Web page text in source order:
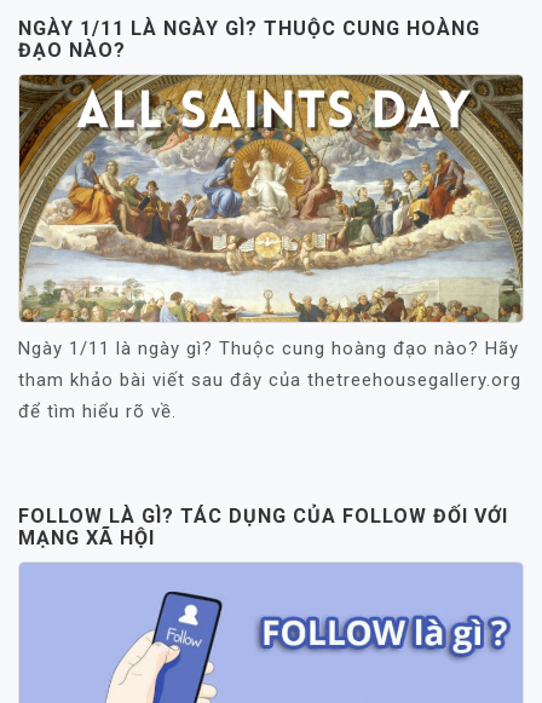
NGÀY 1/11 LÀ NGÀY GÌ? THUỘC CUNG HOÀNG
ĐẠO NÀO?
Ngày 1/11 là ngày gì? Thuộc cung hoàng đạo nào? Hãy
tham khảo bài viết sau đây của thetreehousegallery.org
để tìm hiểu rõ về.
FOLLOW LÀ GÌ? TÁC DỤNG CỦA FOLLOW ĐỐI VỚI
MẠNG XÃ HỘI